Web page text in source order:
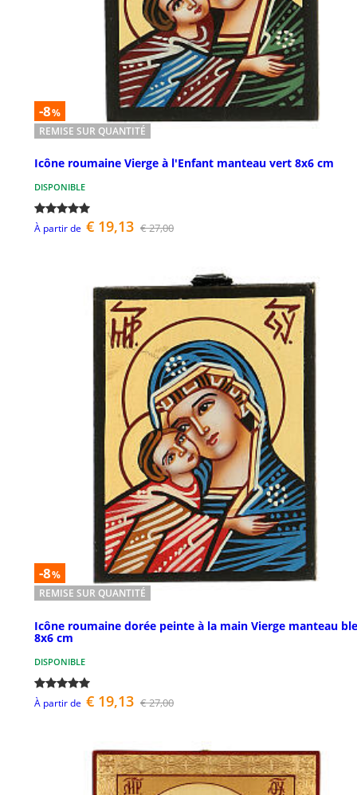
-8%
REMISE SUR QUANTITÉ
Icône roumaine Vierge à l'Enfant manteau vert 8x6 cm
DISPONIBLE
À partir de € 19,13 € 27,00
-8%
REMISE SUR QUANTITÉ
Icône roumaine dorée peinte à la main Vierge manteau
8x6 cm
DISPONIBLE
À partir de € 19,13 € 27,00